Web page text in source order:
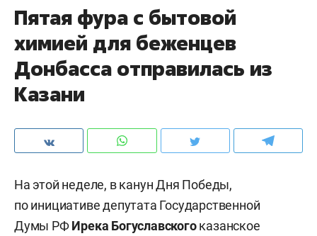
Пятая фура с бытовой
химией для беженцев
Донбасса отправилась из
Казани
На этой неделе, в канун Дня Победы,
по инициативе депутата Государственной
Думы РФИрека Богуславскогоказанское